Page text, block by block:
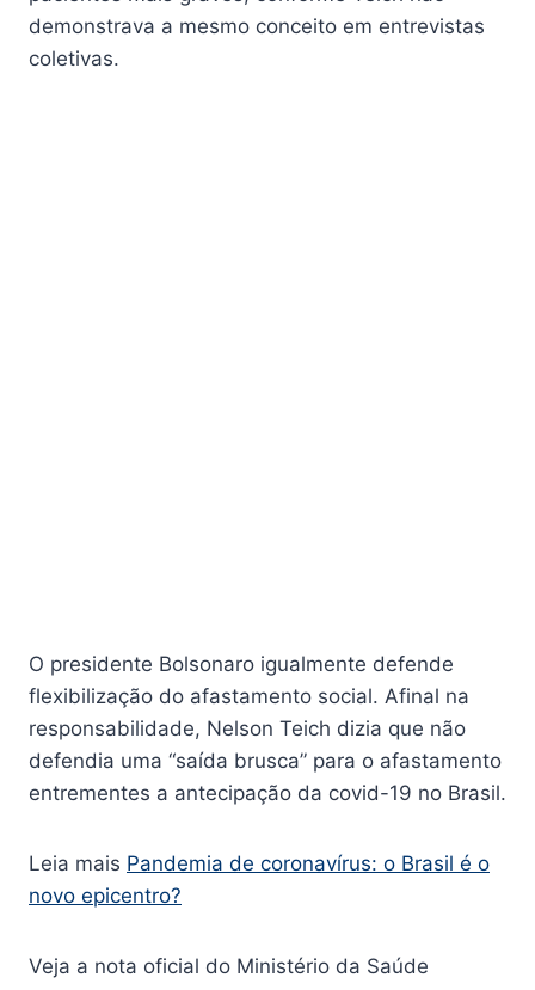
demonstrava a mesmo conceito em entrevistas
coletivas.
O presidente Bolsonaro igualmente defende
flexibilização do afastamento social. Afinal na
responsabilidade, Nelson Teich dizia que não
defendia uma “saída brusca” para o afastamento
entrementes a antecipação da covid-19 no Brasil.
Leia mais Pandemia de coronavírus: o Brasil é o
novo epicentro?
Veja a nota oficial do Ministério da Saúde